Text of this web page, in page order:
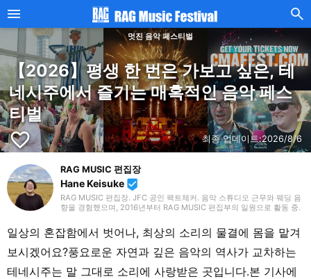
멋진 음악 페스티벌
【2026】평생 한 번은 가보고 싶은, 테
네시주에서 즐기는 매혹적인 음악 페스
티벌
favorite_border 최종 업데이트:2026/8/6
RAG MUSIC 편집장
Hane Keisuke beenhere
RAG MUSIC 편집장. JFC 공인 팩트체커. 음악 스튜디오 근무와 웨딩 음
향을 경험했으며, 2016년부터 RAG MUSIC 편집부의 일원으로 활동 중.
후에는 밴드에서 드럼 등 다양한 악기를 경험. 각종 곡 소개 글을 비롯해,
각지의 음악 페스티벌 소개 기사와 라이브 리포트 등, 자신의 음악 활동
과 지금까지의 업무로 쌓아 온 경험을 바탕으로 매일 기사를 제작하고 있
습니다. 음악은 국내외 록은 물론, 최근에는 J-POP도 폭넓게 즐겨 듣습
니다.
일상의 혼잡함에서 벗어나, 최상의 소리의 물결에 몸을 맡겨
보시겠어요?풍요로운 자연과 깊은 음악의 역사가 교차하는
테네시주는 말 그대로 소리에 사랑받은 곳입니다.본 기사에